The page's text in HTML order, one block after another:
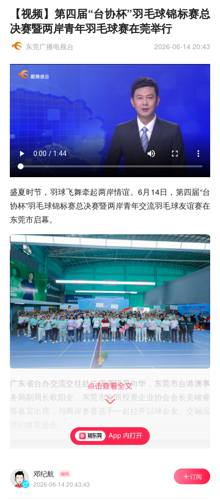
【视频】第四届“台协杯”羽毛球锦标赛总
决赛暨两岸青年羽毛球赛在莞举行
东莞广播电视台 2026-06-14 20:43
盛夏时节，羽球飞舞牵起两岸情谊。6月14日，第四届“台
协杯”羽毛球锦标赛总决赛暨两岸青年交流羽毛球友谊赛在
东莞市启幕。
广东省台办交流交往处二级调研员向华，东莞市台港澳事
务局副局长欧阳全、东莞市台商投资企业协会会长吴峻睿
等嘉宾出席，与两岸参赛选手一起拉开以球会友、交融温
邓纪航 编辑
2026-06-14 20:43:43
订阅